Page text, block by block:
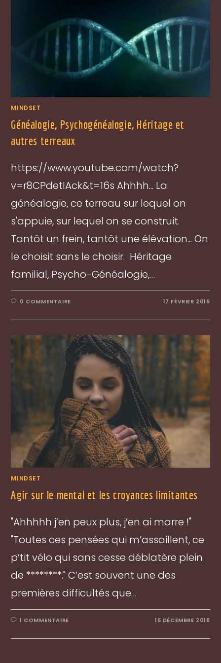
MINDSET
Généalogie, Psychogénéalogie, Héritage et
autres terreaux
https://www.youtube.com/watch?
v=r8CPdetIAck&t=16s Ahhhh... La
généalogie, ce terreau sur lequel on
s'appuie, sur lequel on se construit.
Tantôt un frein, tantôt une élévation... On
le choisit sans le choisir. Héritage
familial, Psycho-Généalogie,…
0 COMMENTAIRE 17 FÉVRIER 2019
MINDSET
Agir sur le mental et les croyances limitantes
"Ahhhhh j’en peux plus, j’en ai marre !"
"Toutes ces pensées qui m’assaillent, ce
p’tit vélo qui sans cesse déblatère plein
de ********." C’est souvent une des
premières difficultés que…
1 COMMENTAIRE 16 DÉCEMBRE 2018